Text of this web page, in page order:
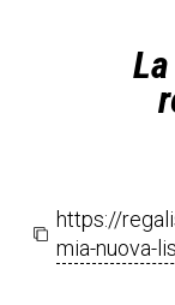
https://
mia-nuova-